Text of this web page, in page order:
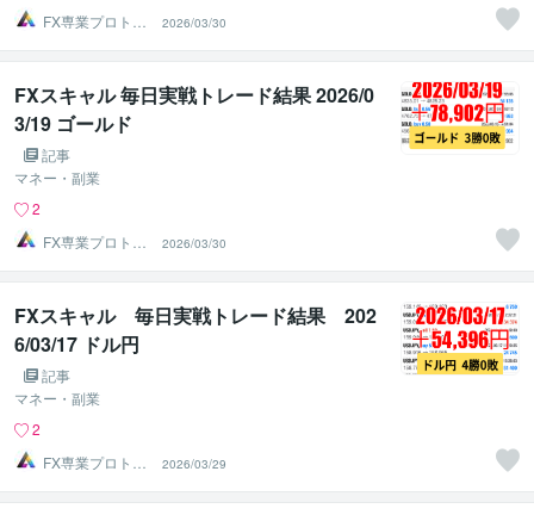
FX専業プロトレ
ーダーのAチーム
2026/03/30
FXスキャル 毎日実戦トレード結果 2026/0
3/19 ゴールド
記事
マネー・副業
2
FX専業プロトレ
ーダーのAチーム
2026/03/30
FXスキャル 毎日実戦トレード結果 202
6/03/17 ドル円
記事
マネー・副業
2
FX専業プロトレ
ーダーのAチーム
2026/03/29